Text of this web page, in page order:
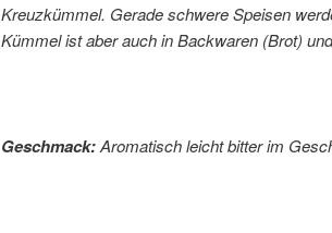
Kreuzkümmel. Gerade schwere Speisen
Kümmel ist aber auch in Backwaren (Brot)
Geschmack:Aromatisch leicht bitter im